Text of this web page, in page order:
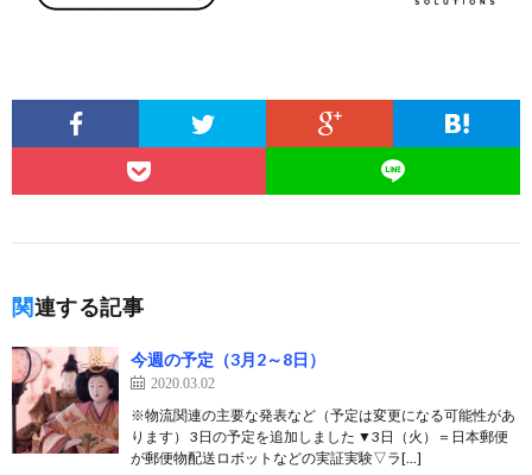
関連する記事
今週の予定（3月2～8日）
2020.03.02
※物流関連の主要な発表など（予定は変更になる可能性があ
ります） 3日の予定を追加しました ▼3日（火）＝日本郵便
が郵便物配送ロボットなどの実証実験▽ラ[…]